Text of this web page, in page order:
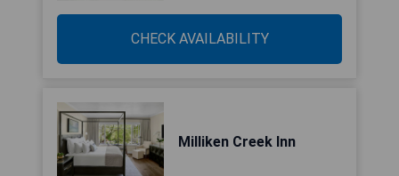
CHECK AVAILABILITY
Milliken Creek Inn